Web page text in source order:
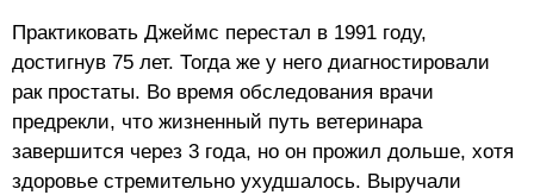
Практиковать Джеймс перестал в 1991 году,
достигнув 75 лет. Тогда же у него диагностировали
рак простаты. Во время обследования врачи
предрекли, что жизненный путь ветеринара
завершится через 3 года, но он прожил дольше, хотя
здоровье стремительно ухудшалось. Выручали